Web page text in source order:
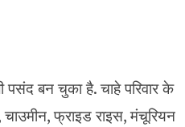
बन चुका है. चाहे परिवार के
चाउमीन, फ्राइड राइस, मंचूरियन